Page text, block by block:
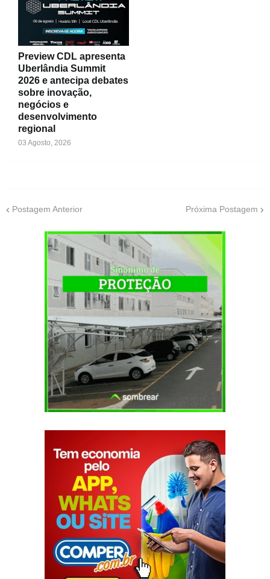
Preview CDL apresenta
Uberlândia Summit
2026 e antecipa debates
sobre inovação,
negócios e
desenvolvimento
regional
03 Agosto, 2026
Postagem Anterior Próxima Postagem